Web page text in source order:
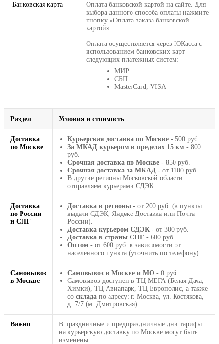
Банковская карта
Оплата банковской картой на сайте. Для
выбора данного способа оплаты нажмите
кнопку «Оплата заказа банковской
картой».
Оплата осуществляется через ЮКасса с
использованием банковских карт
следующих платежных систем:
МИР
СБП
MasterCard, VISA
Раздел Условия и стоимость
Доставка
по Москве
Курьерская доставка по Москве - 500 руб.
За МКАД курьером в пределах 15 км - 800
руб.
Срочная доставка по Москве - 850 руб.
Срочная доставка за МКАД - от 1100 руб.
В другие регионы Московской области
отправляем курьерами СДЭК.
Доставка
по России
и СНГ
Доставка в регионы - от 200 руб. (в пункты
выдачи СДЭК, Яндекс Доставка или Почта
России).
Доставка курьером СДЭК - от 300 руб.
Доставка в страны СНГ - 600 руб.
Оптом - от 600 руб. в зависимости от
населенного пункта (уточнить по телефону).
Самовывоз
в Москве
Самовывоз в Москве и МО - 0 руб.
Самовывоз доступен в ТЦ МЕГА (Белая Дача,
Химки), ТЦ Авиапарк, ТЦ Европолис, а также
со склада по адресу: г. Москва, ул. Костякова,
д. 7/7 (м. Дмитровская).
Важно
В праздничные и предпраздничные дни тарифы
на курьерскую доставку по Москве могут быть
изменены.